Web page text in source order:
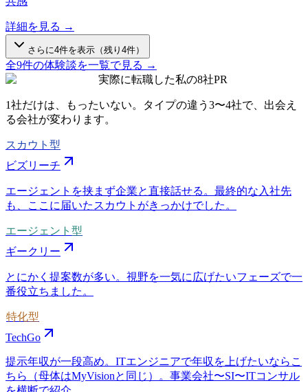
詳細を見る →
さらに4件を表示（残り 4件）
全9件の体験談を一覧で見る →
実際に転職した私の8社PR
1社だけは、もったいない。タイプの違う 3〜4社で、出会え
る会社が変わります。
スカウト型
ビズリーチ
エージェントを挟まず企業と直接話せる。最終的な入社先
も、ここに届いたスカウトがきっかけでした。
エージェント型
ギークリー
とにかく提案数が多い。視野を一気に広げたいフェーズで一
番役立ちました。
特化型
TechGo
提示年収が一段高め。ITエンジニアで年収を上げたいならこ
ちら（母体はMyVisionと同じ）。事業会社〜SI〜ITコンサル